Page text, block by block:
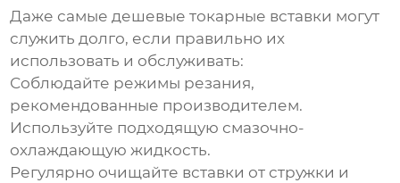
Даже самыедешевые токарные вставки могут
служить долго, если правильно их
использовать и обслуживать:
Соблюдайте режимы резания,
рекомендованные производителем.
Используйте подходящую смазочно-
охлаждающую жидкость.
Регулярно очищайте вставки от стружки и